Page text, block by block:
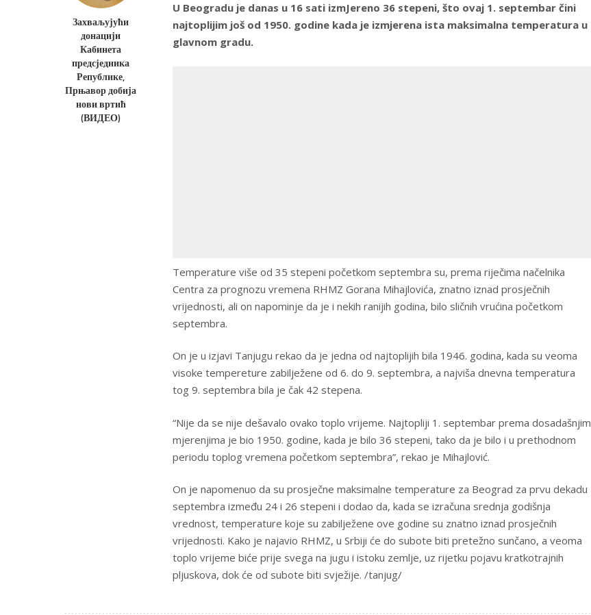
Захваљујући
донацији
Кабинета
предсједника
Републике,
Прњавор добија
нови вртић
(ВИДЕО)
U Beogradu je danas u 16 sati izmJereno 36 stepeni, što ovaj 1. septembar čini
najtoplijim još od 1950. godine kada je izmjerena ista maksimalna temperatura u
glavnom gradu.
Temperature više od 35 stepeni početkom septembra su, prema riječima načelnika
Centra za prognozu vremena RHMZ Gorana Mihajlovića, znatno iznad prosječnih
vrijednosti, ali on napominje da je i nekih ranijih godina, bilo sličnih vrućina početkom
septembra.
On je u izjavi Tanjugu rekao da je jedna od najtoplijih bila 1946. godina, kada su veoma
visoke tempereture zabilježene od 6. do 9. septembra, a najviša dnevna temperatura
tog 9. septembra bila je čak 42 stepena.
“Nije da se nije dešavalo ovako toplo vrijeme. Najtopliji 1. septembar prema dosadašnjim
mjerenjima je bio 1950. godine, kada je bilo 36 stepeni, tako da je bilo i u prethodnom
periodu toplog vremena početkom septembra”, rekao je Mihajlović.
On je napomenuo da su prosječne maksimalne temperature za Beograd za prvu dekadu
septembra između 24 i 26 stepeni i dodao da, kada se izračuna srednja godišnja
vrednost, temperature koje su zabilježene ove godine su znatno iznad prosječnih
vrijednosti. Kako je najavio RHMZ, u Srbiji će do subote biti pretežno sunčano, a veoma
toplo vrijeme biće prije svega na jugu i istoku zemlje, uz rijetku pojavu kratkotrajnih
pljuskova, dok će od subote biti svježije. /tanjug/